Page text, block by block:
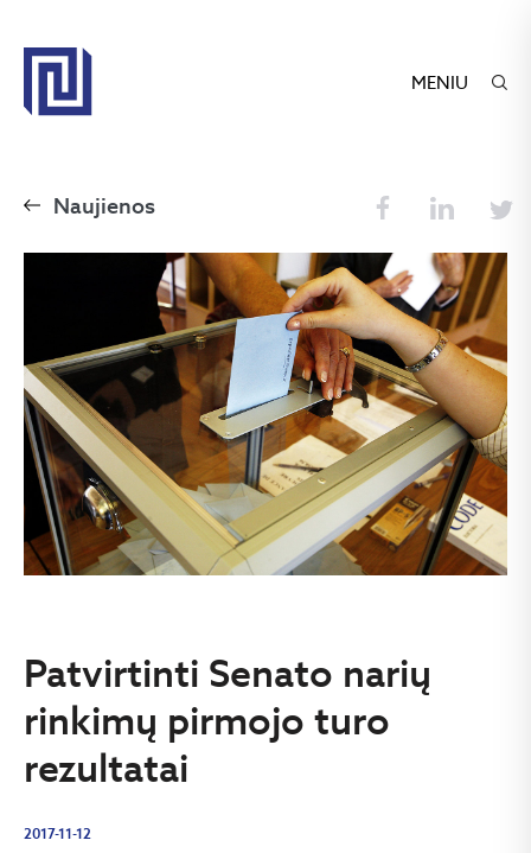
MENIU
Naujienos
Patvirtinti Senato narių
rinkimų pirmojo turo
rezultatai
2017-11-12